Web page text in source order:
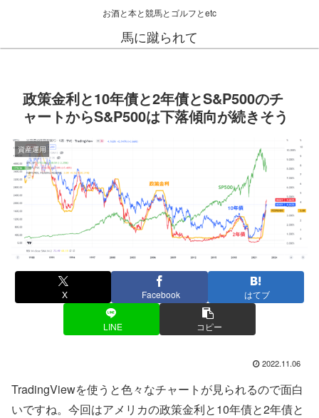
お酒と本と競馬とゴルフとetc
馬に蹴られて
政策金利と10年債と2年債とS&P500のチ
ャートからS&P500は下落傾向が続きそう
資産運用
X Facebook はてブ
LINE コピー
2022.11.06
TradingViewを使うと色々なチャートが見られるので面白
いですね。今回はアメリカの政策金利と10年債と2年債と